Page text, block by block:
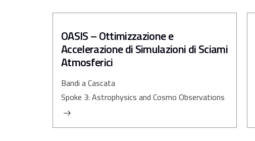
OASIS – Ottimizzazione e
Accelerazione di Simulazioni di Sciami
Atmosferici
Bandi a Cascata
Spoke 3: Astrophysics and Cosmo Observations